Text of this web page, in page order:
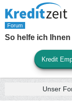
So helfe ich Ihnen
Kredit
Unser